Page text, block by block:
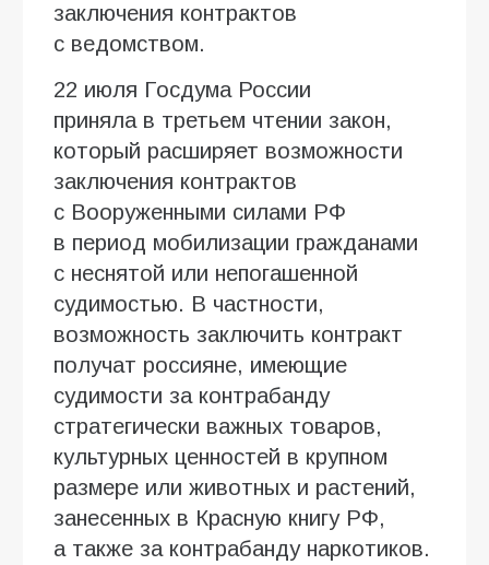
заключения контрактов
с ведомством.
22 июля Госдума России
приняла в третьем чтении закон,
который расширяет возможности
заключения контрактов
с Вооруженными силами РФ
в период мобилизации гражданами
с неснятой или непогашенной
судимостью. В частности,
возможность заключить контракт
получат россияне, имеющие
судимости за контрабанду
стратегически важных товаров,
культурных ценностей в крупном
размере или животных и растений,
занесенных в Красную книгу РФ,
а также за контрабанду наркотиков.